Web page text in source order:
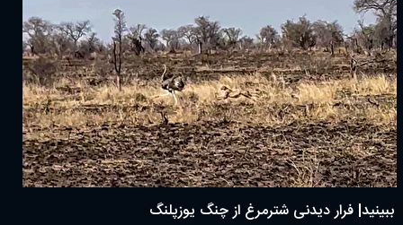
ببینید| فرار دیدنی شترمرغ از چنگ یوزپلنگ